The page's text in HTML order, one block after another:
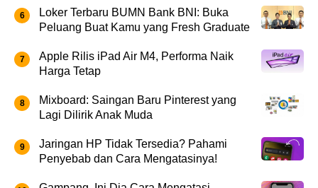
Loker Terbaru BUMN Bank BNI: Buka
Peluang Buat Kamu yang Fresh Graduate
Apple Rilis iPad Air M4, Performa Naik
Harga Tetap
Mixboard: Saingan Baru Pinterest yang
Lagi Dilirik Anak Muda
Jaringan HP Tidak Tersedia? Pahami
Penyebab dan Cara Mengatasinya!